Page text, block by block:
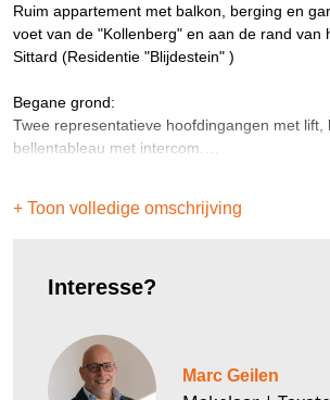
Ruim appartement met balkon, berging en
voet van de "Kollenberg" en aan de rand van
Sittard (Residentie "Blijdestein" )
Begane grond:
Twee representatieve hoofdingangen met lift,
bellentableau met intercom.
Hal met meterkast en cv ruimte.
Het hele appartement, met uitzondering van
voorzien van een parketvloer.
+ Toon volledige omschrijving
Interesse?
Marc Geilen